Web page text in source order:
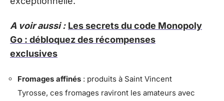
A voir aussi : Les secrets du code Monopoly
Go : débloquez des récompenses
exclusives
Fromages affinés : produits à Saint Vincent
Tyrosse, ces fromages raviront les amateurs avec